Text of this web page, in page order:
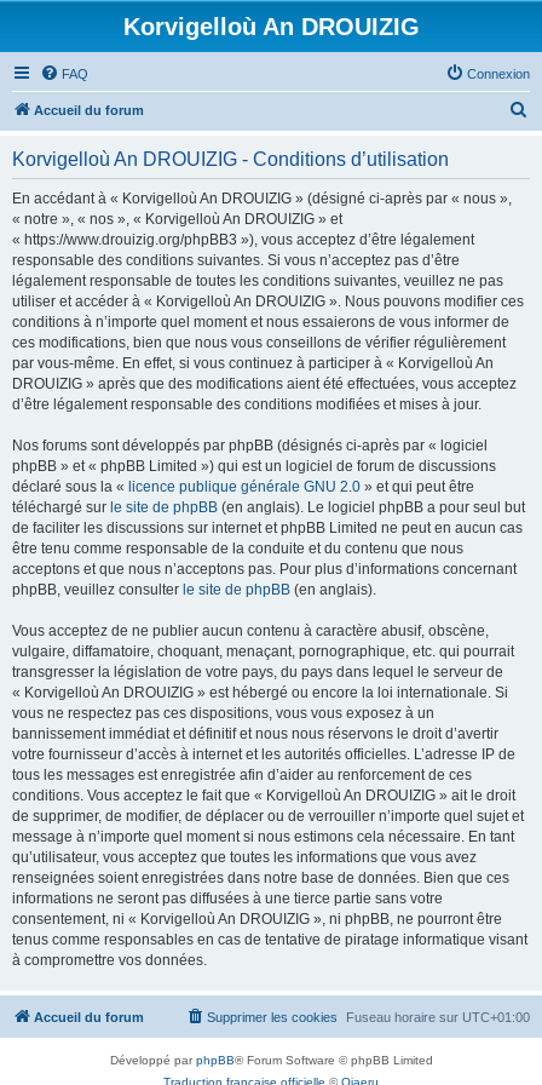
Korvigelloù An DROUIZIG
FAQ Connexion
Accueil du forum
Korvigelloù An DROUIZIG - Conditions d’utilisation
En accédant à « Korvigelloù An DROUIZIG » (désigné ci-après par « nous »,
« notre », « nos », « Korvigelloù An DROUIZIG » et
« https://www.drouizig.org/phpBB3 »), vous acceptez d’être légalement
responsable des conditions suivantes. Si vous n’acceptez pas d’être
légalement responsable de toutes les conditions suivantes, veuillez ne pas
utiliser et accéder à « Korvigelloù An DROUIZIG ». Nous pouvons modifier ces
conditions à n’importe quel moment et nous essaierons de vous informer de
ces modifications, bien que nous vous conseillons de vérifier régulièrement
par vous-même. En effet, si vous continuez à participer à « Korvigelloù An
DROUIZIG » après que des modifications aient été effectuées, vous acceptez
d’être légalement responsable des conditions modifiées et mises à jour.
Nos forums sont développés par phpBB (désignés ci-après par « logiciel
phpBB » et « phpBB Limited ») qui est un logiciel de forum de discussions
déclaré sous la « licence publique générale GNU 2.0 » et qui peut être
téléchargé sur le site de phpBB (en anglais). Le logiciel phpBB a pour seul but
de faciliter les discussions sur internet et phpBB Limited ne peut en aucun cas
être tenu comme responsable de la conduite et du contenu que nous
acceptons et que nous n’acceptons pas. Pour plus d’informations concernant
phpBB, veuillez consulter le site de phpBB (en anglais).
Vous acceptez de ne publier aucun contenu à caractère abusif, obscène,
vulgaire, diffamatoire, choquant, menaçant, pornographique, etc. qui pourrait
transgresser la législation de votre pays, du pays dans lequel le serveur de
« Korvigelloù An DROUIZIG » est hébergé ou encore la loi internationale. Si
vous ne respectez pas ces dispositions, vous vous exposez à un
bannissement immédiat et définitif et nous nous réservons le droit d’avertir
votre fournisseur d’accès à internet et les autorités officielles. L’adresse IP de
tous les messages est enregistrée afin d’aider au renforcement de ces
conditions. Vous acceptez le fait que « Korvigelloù An DROUIZIG » ait le droit
de supprimer, de modifier, de déplacer ou de verrouiller n’importe quel sujet et
message à n’importe quel moment si nous estimons cela nécessaire. En tant
qu’utilisateur, vous acceptez que toutes les informations que vous avez
renseignées soient enregistrées dans notre base de données. Bien que ces
informations ne seront pas diffusées à une tierce partie sans votre
consentement, ni « Korvigelloù An DROUIZIG », ni phpBB, ne pourront être
tenus comme responsables en cas de tentative de piratage informatique visant
à compromettre vos données.
Accueil du forum Fuseau horaire sur UTC+01:00
Supprimer les cookies
Développé parphpBB® Forum Software © phpBB Limited
Traduction française officielle ©Qiaeru